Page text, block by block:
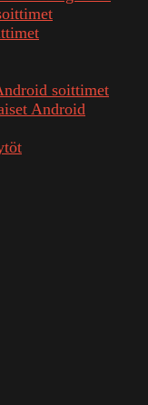
soittimet
Android